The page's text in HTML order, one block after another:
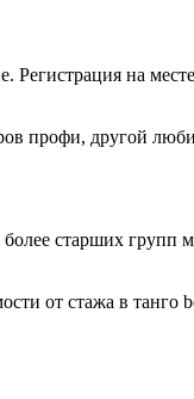
на
профи, другой
старших групп
от стажа в